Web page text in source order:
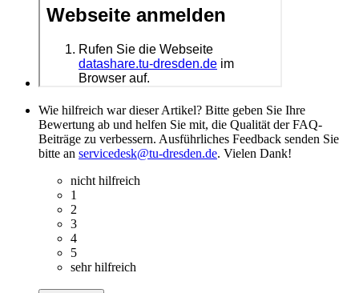
Wie hilfreich war dieser Artikel? Bitte geben Sie Ihre
Bewertung ab und helfen Sie mit, die Qualität der FAQ-
Beiträge zu verbessern. Ausführliches Feedback senden Sie
bitte an servicedesk@tu-dresden.de. Vielen Dank!
nicht hilfreich
1
2
3
4
5
sehr hilfreich